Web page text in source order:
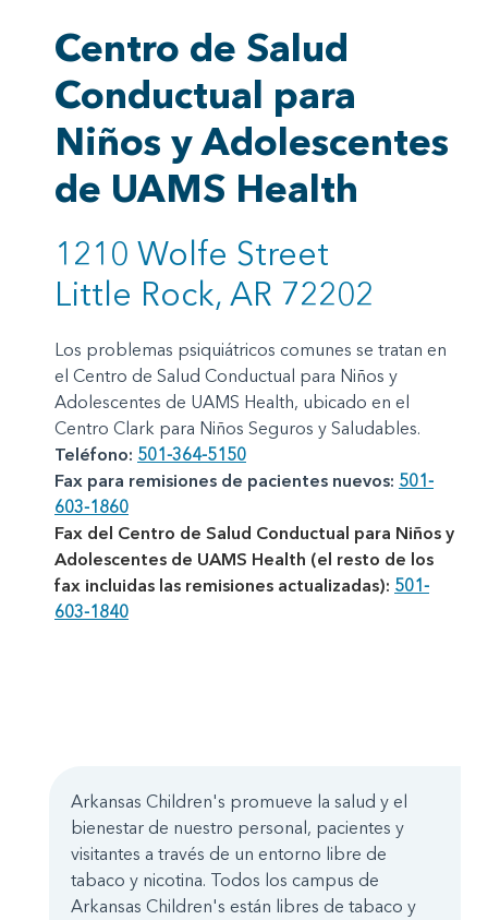
Centro de Salud
Conductual para
Niños y Adolescentes
de UAMS Health
1210 Wolfe Street
Little Rock, AR 72202
Los problemas psiquiátricos comunes se tratan en
el Centro de Salud Conductual para Niños y
Adolescentes de UAMS Health, ubicado en el
Centro Clark para Niños Seguros y Saludables.
Teléfono: 501-364-5150
Fax para remisiones de pacientes nuevos: 501-
603-1860
Fax del Centro de Salud Conductual para Niños y
Adolescentes de UAMS Health (el resto de los
fax incluidas las remisiones actualizadas): 501-
603-1840
Arkansas Children's promueve la salud y el
bienestar de nuestro personal, pacientes y
visitantes a través de un entorno libre de
tabaco y nicotina. Todos los campus de
Arkansas Children's están libres de tabaco y